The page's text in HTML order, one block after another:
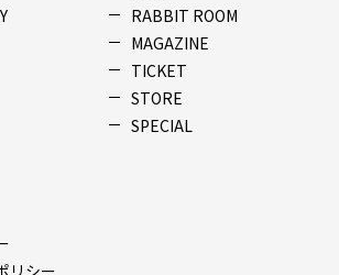
RABBIT ROOM
MAGAZINE
TICKET
STORE
SPECIAL